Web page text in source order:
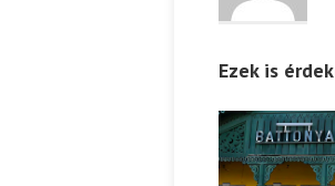
Ezek is